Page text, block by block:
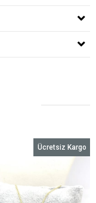
Ücretsiz Kargo